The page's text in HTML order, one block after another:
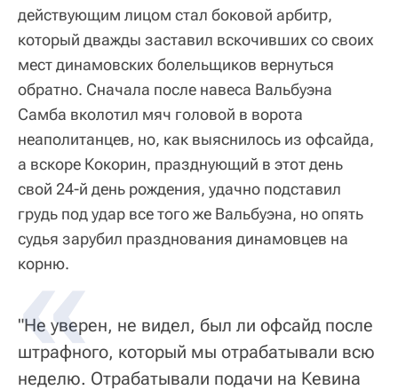
действующим лицом стал боковой арбитр,
который дважды заставил вскочивших со своих
мест динамовских болельщиков вернуться
обратно. Сначала после навеса Вальбуэна
Самба вколотил мяч головой в ворота
неаполитанцев, но, как выяснилось из офсайда,
а вскоре Кокорин, празднующий в этот день
свой 24-й день рождения, удачно подставил
грудь под удар все того же Вальбуэна, но опять
судья зарубил празднования динамовцев на
корню.
"Не уверен, не видел, был ли офсайд после
штрафного, который мы отрабатывали всю
неделю. Отрабатывали подачи на Кевина